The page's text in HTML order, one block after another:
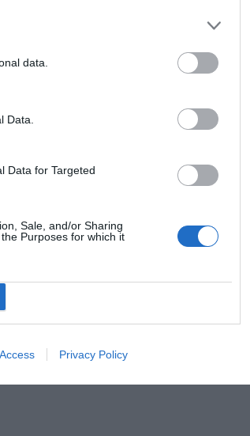
data.
Data.
Data for Targeted
Sale, and/or Sharing
Purposes for which it
Privacy Policy